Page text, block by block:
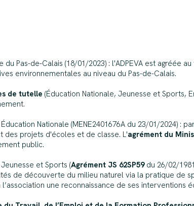
du Pas-de-Calais (18/01/2023) : l'ADPEVA est agréée
environnementales au niveau du Pas-de-Calais.
de tutelle (Éducation Nationale, Jeunesse et Sports,
Nationale (MENE2401676A du 23/01/2024) :
des projets d'écoles et de classe. L'agrément du
public.
et Sports (Agrément JS 62SP59du 26/02/
de découverte du milieu naturel via la pratique de
l’association une reconnaissance de ses interventions